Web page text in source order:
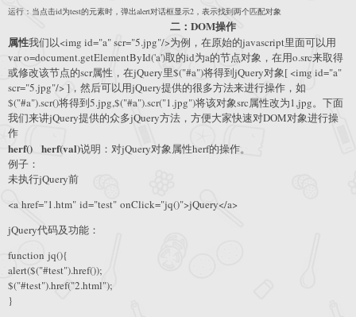
运行：当点击id为test的元素时，弹出alert对话框显示2，表示找到两个匹配对象
二：DOM操作
属性我们以<img id="a" scr="5.jpg"/>为例，在原始的javascript里面可以用
var o=document.getElementById('a')取的id为a的节点对象，在用o.src来取得
或修改该节点的scr属性，在jQuery里$("#a")将得到jQuery对象[ <img id="a"
scr="5.jpg"/> ]，然后可以用jQuery提供的很多方法来进行操作，如
$("#a").scr()将得到5.jpg,$("#a").scr("1.jpg")将该对象src属性改为1,jpg。下面
我们来讲jQuery提供的众多jQuery方法，方便大家快速对DOM对象进行操
作
herf() herf(val)说明：对jQuery对象属性herf的操作。
例子：
未执行jQuery前
<a href="1.htm" id="test" onClick="jq()">jQuery</a>
jQuery代码及功能：
function jq(){
alert($("#test").href());
$("#test").href("2.html");
}